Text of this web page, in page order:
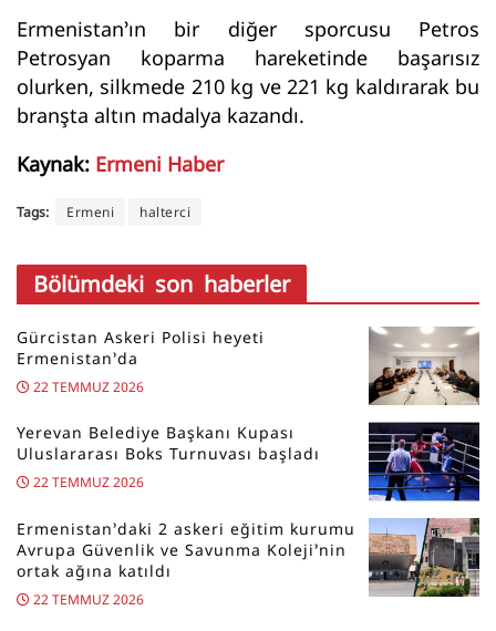
Ermenistan’ın bir diğer sporcusu Petros
Petrosyan koparma hareketinde başarısız
olurken, silkmede 210 kg ve 221 kg kaldırarak bu
branşta altın madalya kazandı.
Kaynak: Ermeni Haber
Tags: Ermeni halterci
Bölümdeki son haberler
Gürcistan Askeri Polisi heyeti
Ermenistan’da
22 TEMMUZ 2026
Yerevan Belediye Başkanı Kupası
Uluslararası Boks Turnuvası başladı
22 TEMMUZ 2026
Ermenistan’daki 2 askeri eğitim kurumu
Avrupa Güvenlik ve Savunma Koleji’nin
ortak ağına katıldı
22 TEMMUZ 2026